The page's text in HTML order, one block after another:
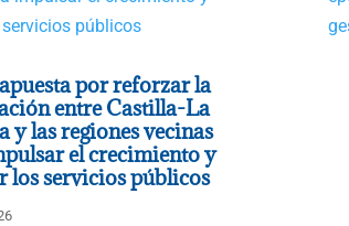
por reforzar la
entre Castilla-La
y las regiones vecinas
el crecimiento y
los servicios públicos